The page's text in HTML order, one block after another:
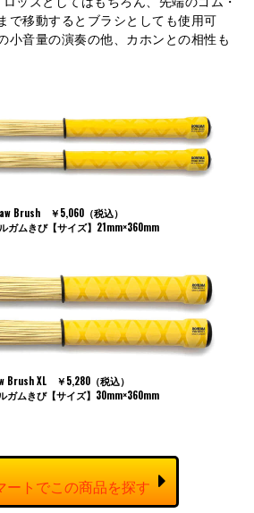
で移動するとブラシとしても使用可
小音量の演奏の他、カホンとの相性も
Brush ￥5,060（税込）
ガムきび【サイズ】21mm×360mm
Brush XL ￥5,280（税込）
ガムきび【サイズ】30mm×360mm